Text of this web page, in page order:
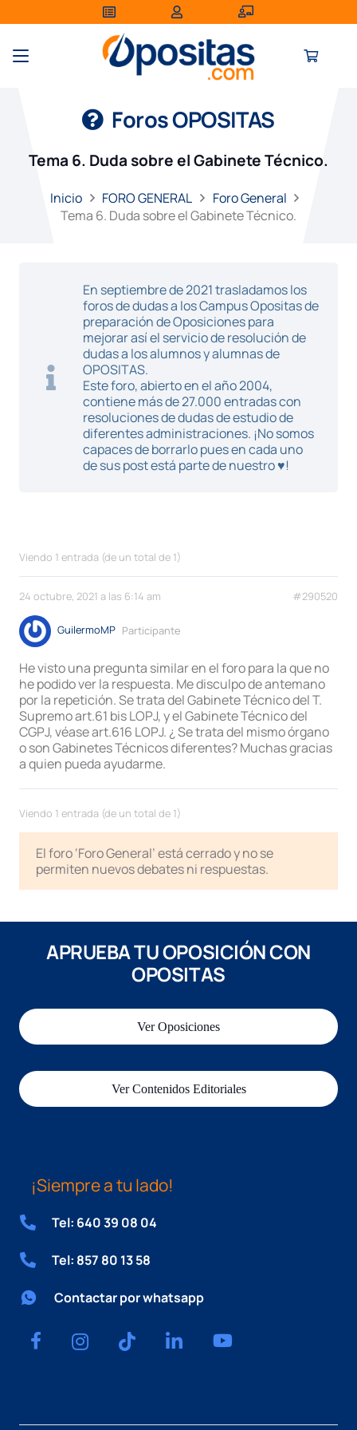
Foros OPOSITAS
Tema 6. Duda sobre el Gabinete Técnico.
Inicio FORO GENERAL
Foro General
Tema 6. Duda sobre el Gabinete Técnico.
En septiembre de 2021 trasladamos los
foros de dudas a los Campus Opositas de
preparación de Oposiciones para
mejorar así el servicio de resolución de
dudas a los alumnos y alumnas de
OPOSITAS.
Este foro, abierto en el año 2004,
contiene más de 27.000 entradas con
resoluciones de dudas de estudio de
diferentes administraciones. ¡No somos
capaces de borrarlo pues en cada uno
de sus post está parte de nuestro ♥!
Viendo 1 entrada (de un total de 1)
24 octubre, 2021 a las 6:14 am #290520
GuilermoMP Participante
He visto una pregunta similar en el foro para la que no
he podido ver la respuesta. Me disculpo de antemano
por la repetición. Se trata del Gabinete Técnico del T.
Supremo art.61 bis LOPJ, y el Gabinete Técnico del
CGPJ, véase art.616 LOPJ. ¿ Se trata del mismo órgano
o son Gabinetes Técnicos diferentes? Muchas gracias
a quien pueda ayudarme.
Viendo 1 entrada (de un total de 1)
El foro ‘Foro General’ está cerrado y no se
permiten nuevos debates ni respuestas.
APRUEBA TU OPOSICIÓN CON
OPOSITAS
Ver Oposiciones
Ver Contenidos Editoriales
¡Siempre a tu lado!
Tel: 640 39 08 04
Tel: 857 80 13 58
Contactar por whatsapp